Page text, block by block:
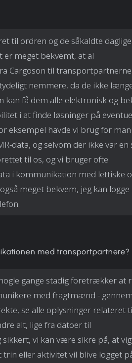
til ordren og de såkaldte daglige
er meget bekvemt, at al
Cargoson til
nemmere, da de ikke
kan få dem alle elektronisk og
i at finde løsninger på
eksempel havde vi brug for
data, og selvom der ikke var en
til os, og vi bruger ofte
i kommunikation med lettiske
meget bekvem, jeg kan logge
med transportpartnere?
gange stadig foretrækker at
med fragtmænd - gennem
se alle oplysninger relateret
alt, lige fra datoer til
vi kan være sikre på, at
eller aktivitet vil blive logget